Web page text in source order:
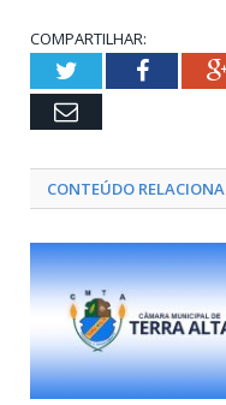
COMPARTILHAR:
Twitter
Email
CONTEÚDO